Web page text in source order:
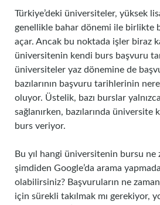
Türkiye’deki üniversiteler, yüksek
genellikle bahar dönemi ile birlikte
açar. Ancak bu noktada işler biraz
üniversitenin kendi burs başvuru
üniversiteler yaz dönemine de
bazılarının başvuru tarihlerinin
oluyor. Üstelik, bazı burslar
sağlanırken, bazılarında üniversite
burs veriyor.
Bu yıl hangi üniversitenin bursu ne
şimdiden Google’da arama
olabilirsiniz? Başvuruların ne zaman
için sürekli takılmak mı gerekiyor,